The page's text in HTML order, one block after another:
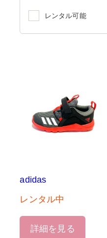
レンタル可能
adidas
レンタル中
詳細を見る